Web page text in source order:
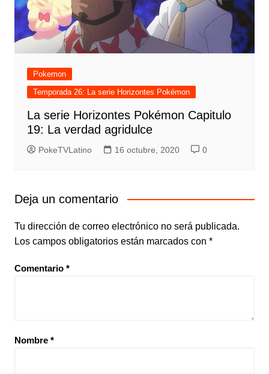
Pokemon
Temporada 26: La serie Horizontes Pokémon
La serie Horizontes Pokémon Capitulo
19: La verdad agridulce
PokeTVLatino 16 octubre, 2020 0
Deja un comentario
Tu dirección de correo electrónico no será publicada.
Los campos obligatorios están marcados con *
Comentario *
Nombre *